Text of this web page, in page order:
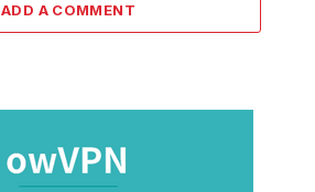
ADD A COMMENT